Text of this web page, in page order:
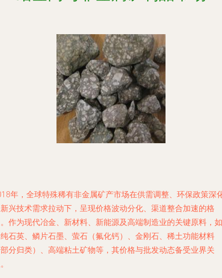
年，全球特殊稀有非金属矿产市场在供需调整、环保政策深
兴技术需求拉动下，呈现价格波动分化、渠道整合加速的格
作为现代冶金、新材料、新能源及高端制造业的关键原料，如
石英、鳞片石墨、萤石（氟化钙）、金刚石、稀土功能材料
分归类）、高端粘土矿物等，其价格与批发动态备受业界关